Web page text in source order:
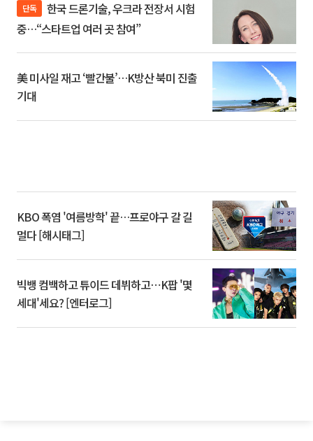
단독
중…“스타트업 여러 곳 참여”
美 미사일 재고 ‘빨간불’…K방산 북미 진출
기대
KBO 폭염 '여름방학' 끝…프로야구 갈 길
멀다 [해시태그]
빅뱅 컴백하고 튜이드 데뷔하고⋯K팝 '몇
세대'세요? [엔터로그]